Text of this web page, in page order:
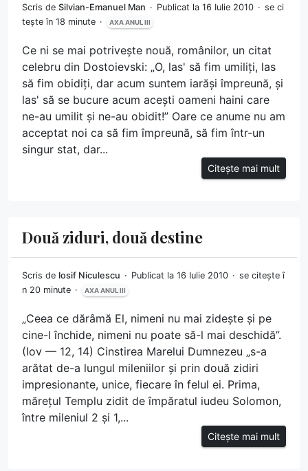
Scris de Silvian-Emanuel Man Publicat la 16 Iulie 2010
se ci
tește în 18 minute
AXA ANUL III
Ce ni se mai potrivește nouă, românilor, un citat
celebru din Dostoievski: „O, las' să fim umiliți, las
să fim obidiți, dar acum suntem iarăși împreună, și
las' să se bucure acum acești oameni haini care
ne-au umilit și ne-au obidit!” Oare ce anume nu am
acceptat noi ca să fim împreună, să fim într-un
singur stat, dar...
Citește mai mult
Două ziduri, două destine
Scris de Iosif Niculescu Publicat la 16 Iulie 2010
se citește î
n 20 minute
AXA ANUL III
„Ceea ce dărâmă El, nimeni nu mai zidește și pe
cine-l închide, nimeni nu poate să-l mai deschidă”.
(Iov — 12, 14) Cinstirea Marelui Dumnezeu „s-a
arătat de-a lungul mileniilor și prin două zidiri
impresionante, unice, fiecare în felul ei. Prima,
mărețul Templu zidit de împăratul iudeu Solomon,
între mileniul 2 și 1,...
Citește mai mult